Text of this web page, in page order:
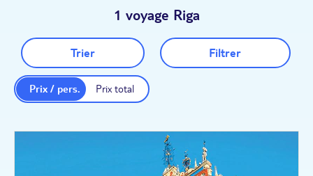
1 voyage Riga
Trier Filtrer
Prix total
Prix / pers.